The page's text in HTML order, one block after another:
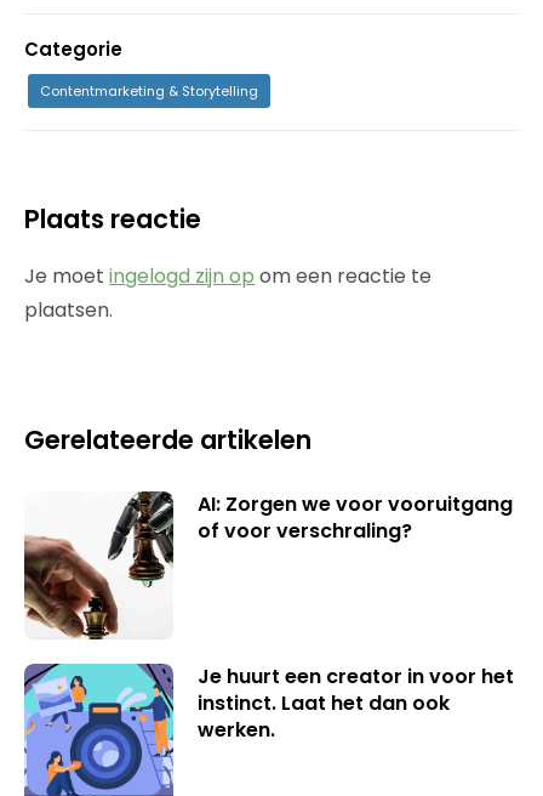
Categorie
Contentmarketing & Storytelling
Plaats reactie
Je moet ingelogd zijn op om een reactie te
plaatsen.
Gerelateerde artikelen
AI: Zorgen we voor vooruitgang
of voor verschraling?
Je huurt een creator in voor het
instinct. Laat het dan ook
werken.